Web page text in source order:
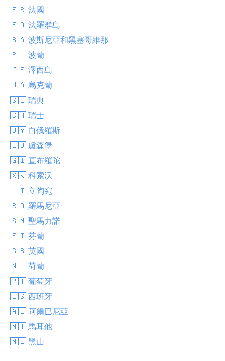
🇫🇷 法國
🇫🇴 法羅群島
🇧🇦 波斯尼亞和黑塞哥維那
🇵🇱 波蘭
🇯🇪 澤西島
🇺🇦 烏克蘭
🇸🇪 瑞典
🇨🇭 瑞士
🇧🇾 白俄羅斯
🇱🇺 盧森堡
🇬🇮 直布羅陀
🇽🇰 科索沃
🇱🇹 立陶宛
🇷🇴 羅馬尼亞
🇸🇲 聖馬力諾
🇫🇮 芬蘭
🇬🇧 英國
🇳🇱 荷蘭
🇵🇹 葡萄牙
🇪🇸 西班牙
🇦🇱 阿爾巴尼亞
🇲🇹 馬耳他
🇲🇪 黑山